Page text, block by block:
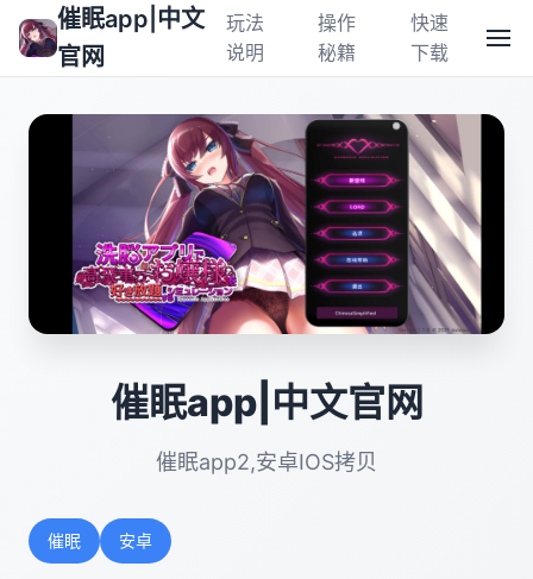
催眠app|中文
官网
玩法
说明
操作
秘籍
快速
下载
催眠app|中文官网
催眠app2,安卓IOS拷贝
催眠 安卓